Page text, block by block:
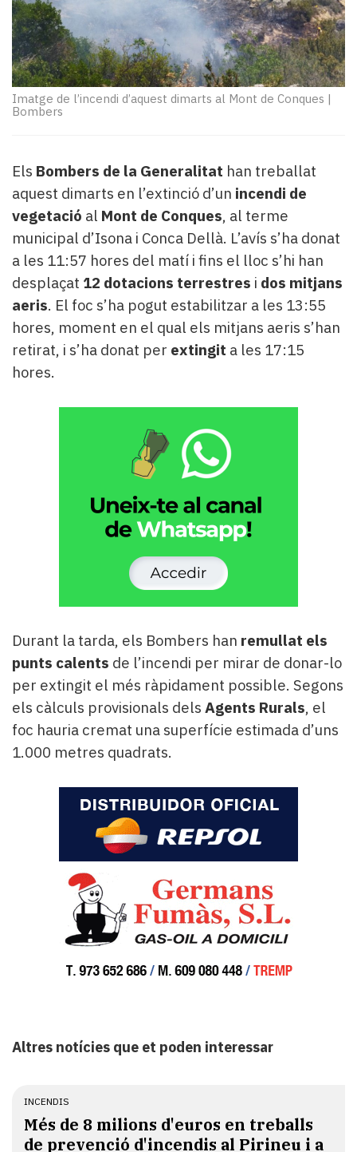
escena!
Dis
la
teva!
Subscriptors
La
newsletter
Contingut
patrocinat
Lo
més
llegit...
Editorial
Imatge de l’incendi d’aquest dimarts al Mont de Conques |
Bombers
Els Bombers de la Generalitat han treballat
aquest dimarts en l’extinció d’un incendi de
vegetació al Mont de Conques, al terme
municipal d’Isona i Conca Dellà. L’avís s’ha donat
a les 11:57 hores del matí i fins el lloc s’hi han
desplaçat 12 dotacions terrestres i dos mitjans
aeris. El foc s’ha pogut estabilitzar a les 13:55
hores, moment en el qual els mitjans aeris s’han
retirat, i s’ha donat per extingit a les 17:15
hores.
Durant la tarda, els Bombers han remullat els
punts calents de l’incendi per mirar de donar-lo
per extingit el més ràpidament possible. Segons
els càlculs provisionals dels Agents Rurals, el
foc hauria cremat una superfície estimada d’uns
1.000 metres quadrats.
Altres notícies que et poden interessar
INCENDIS
Més de 8 milions d'euros en treballs
de prevenció d'incendis al Pirineu i a